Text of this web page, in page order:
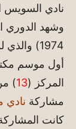
نادي
المركز (13
)
مشاركة
كانت